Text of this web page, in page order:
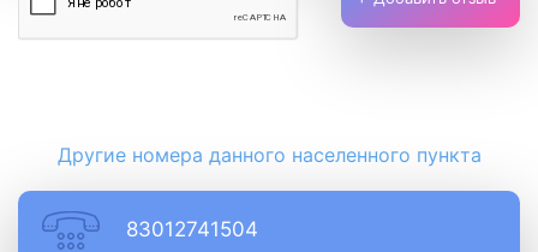
Другие номера данного населенного пункта
83012741504